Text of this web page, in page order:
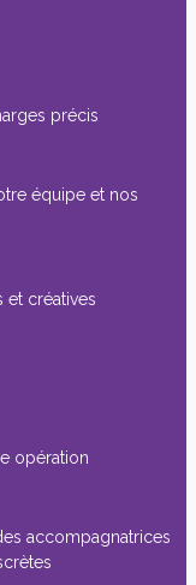
précis
équipe et nos
et créatives
opération
accompagnatrices